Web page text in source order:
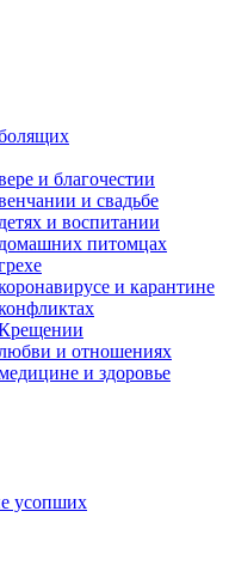
и благочестии
и свадьбе
и воспитании
питомцах
и карантине
и отношениях
и здоровье
усопших